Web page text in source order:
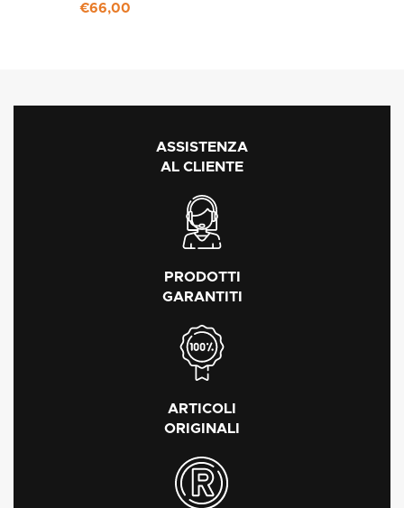
€66,00
ASSISTENZA
AL CLIENTE
PRODOTTI
GARANTITI
ARTICOLI
ORIGINALI